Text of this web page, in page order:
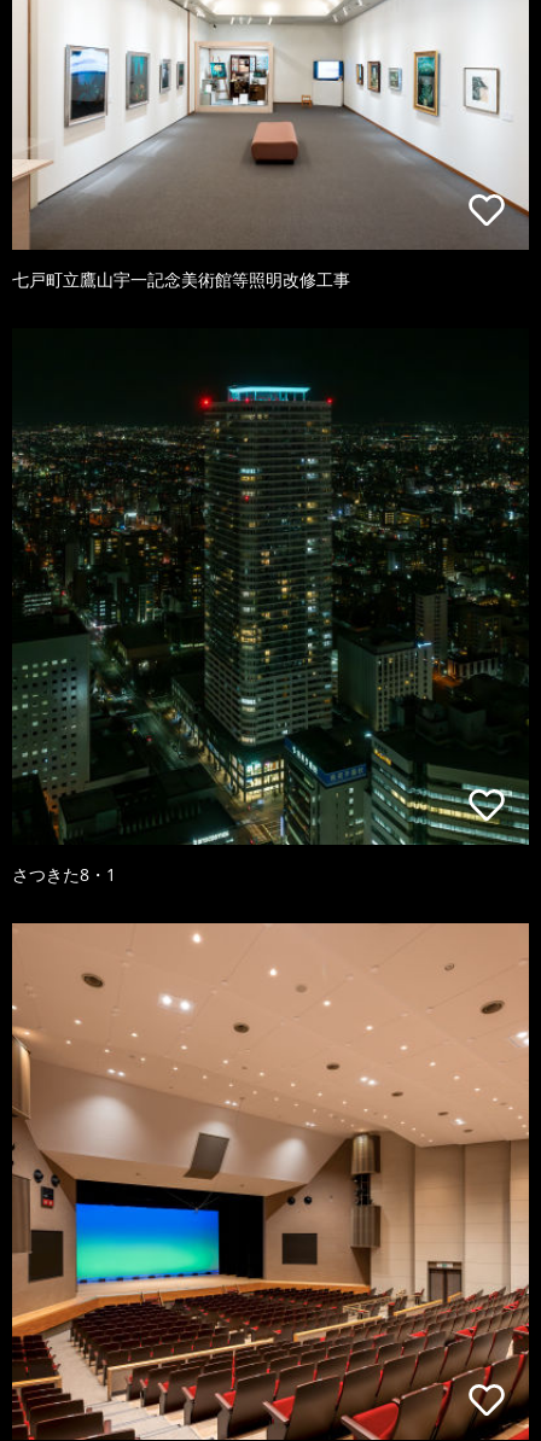
七戸町立鷹山宇一記念美術館等照明改修工事
さつきた8・1